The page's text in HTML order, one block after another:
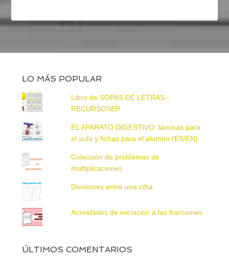
LO MÁS POPULAR
Libro de SOPAS DE LETRAS -
RECURSOSEP
EL APARATO DIGESTIVO: láminas para
el aula y fichas para el alumno (ES/EN)
Colección de problemas de
multiplicaciones
Divisiones entre una cifra
Actividades de iniciación a las fracciones
ÚLTIMOS COMENTARIOS